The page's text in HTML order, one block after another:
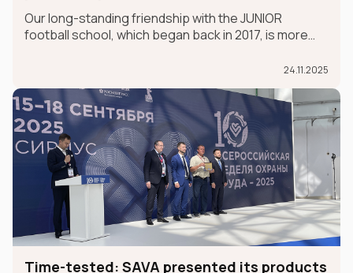
Our long-standing friendship with the JUNIOR
football school, which began back in 2017, is more
24.11.2025
Time-tested: SAVA presented its products